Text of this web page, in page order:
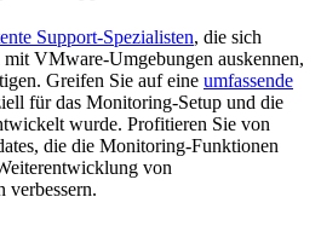
Support-Spezialisten, die sich
VMware-Umgebungen auskennen,
Greifen Sie auf eine umfassende
für das Monitoring-Setup und die
wurde. Profitieren Sie von
die die Monitoring-Funktionen
von
verbessern.